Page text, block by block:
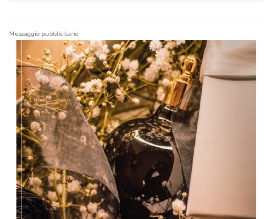
Messaggio pubblicitario